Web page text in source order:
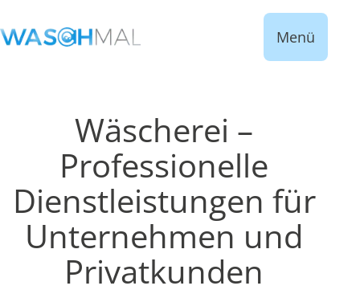
Menü
Wäscherei –
Professionelle
Dienstleistungen für
Unternehmen und
Privatkunden